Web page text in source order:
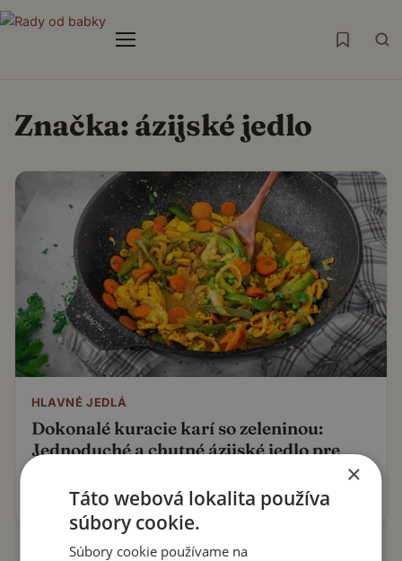
Menu
Značka: ázijské jedlo
HLAVNÉ JEDLÁ
Dokonalé kuracie karí so zeleninou:
Jednoduché a chutné ázijské jedlo pre
7. júna 2024
×
Táto webová lokalita používa
súbory cookie.
Súbory cookie používame na